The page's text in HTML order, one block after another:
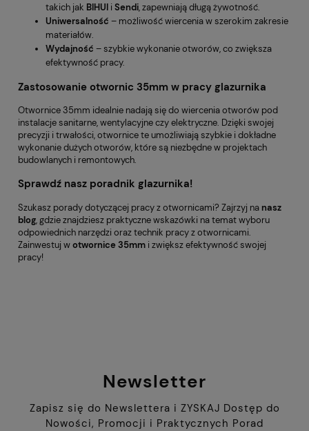
takich jak BIHUI i Sendi, zapewniają długą żywotność.
Uniwersalność – możliwość wiercenia w szerokim zakresie
materiałów.
Wydajność – szybkie wykonanie otworów, co zwiększa
efektywność pracy.
Zastosowanie otwornic 35mm w pracy glazurnika
Otwornice 35mm idealnie nadają się do wiercenia otworów pod
instalacje sanitarne, wentylacyjne czy elektryczne. Dzięki swojej
precyzji i trwałości, otwornice te umożliwiają szybkie i dokładne
wykonanie dużych otworów, które są niezbędne w projektach
budowlanych i remontowych.
Sprawdź nasz poradnik glazurnika!
Szukasz porady dotyczącej pracy z otwornicami? Zajrzyj na nasz
blog, gdzie znajdziesz praktyczne wskazówki na temat wyboru
odpowiednich narzędzi oraz technik pracy z otwornicami.
Zainwestuj wotwornice 35mm i zwiększ efektywność swojej
pracy!
Newsletter
Zapisz się do Newslettera i ZYSKAJ Dostęp do
Nowości, Promocji i Praktycznych Porad